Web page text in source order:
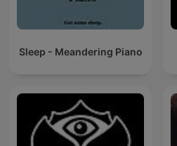
Sleep - Meandering Piano